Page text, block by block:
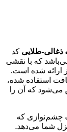
کد
که با نقشی
ارائه شده است.
استفاده شده،
که آن را
و رنگ چشم‌نوازی که
شما می‌دهد.